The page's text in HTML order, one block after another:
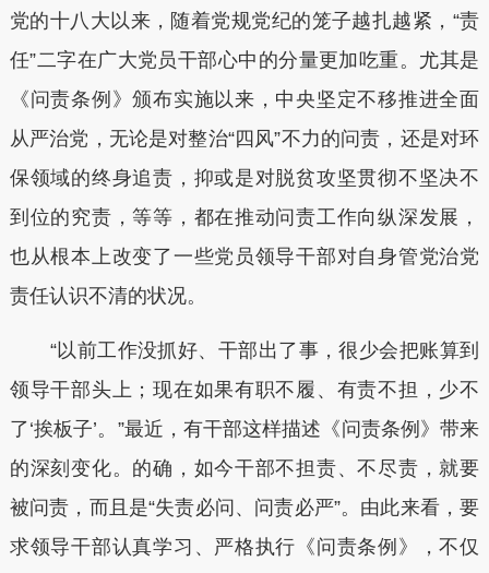
党的十八大以来，随着党规党纪的笼子越扎越紧，“责
任”二字在广大党员干部心中的分量更加吃重。尤其是
《问责条例》颁布实施以来，中央坚定不移推进全面
从严治党，无论是对整治“四风”不力的问责，还是对环
保领域的终身追责，抑或是对脱贫攻坚贯彻不坚决不
到位的究责，等等，都在推动问责工作向纵深发展，
也从根本上改变了一些党员领导干部对自身管党治党
责任认识不清的状况。
“以前工作没抓好、干部出了事，很少会把账算到
领导干部头上；现在如果有职不履、有责不担，少不
了‘挨板子’。”最近，有干部这样描述《问责条例》带来
的深刻变化。的确，如今干部不担责、不尽责，就要
被问责，而且是“失责必问、问责必严”。由此来看，要
求领导干部认真学习、严格执行《问责条例》，不仅